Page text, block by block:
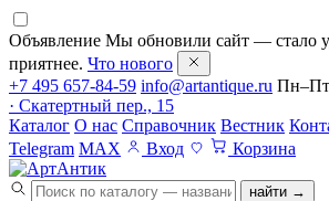
Объявление Мы обновили сайт — стало
приятнее. Что нового
+7 495 657-84-59 info@artantique.ru Пн–Пт
· Скатертный пер., 15
Каталог О нас Справочник Вестник
Telegram MAX Вход Корзина
найти →